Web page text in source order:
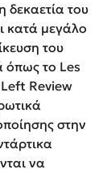
δεκαετία του
κατά μεγάλο
του
όπως το Les
Review
στην
να